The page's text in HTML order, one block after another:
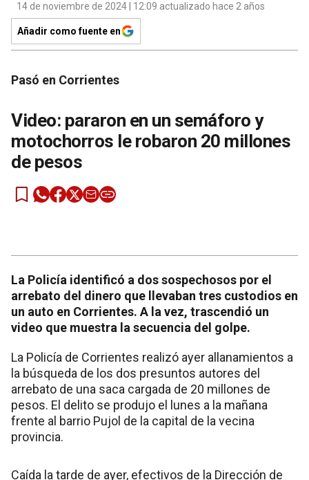
14 de noviembre de 2024 | 12:09 actualizado hace 2 años
Añadir como fuente en
Pasó en Corrientes
Video: pararon en un semáforo y
motochorros le robaron 20 millones
de pesos
La Policía identificó a dos sospechosos por el
arrebato del dinero que llevaban tres custodios en
un auto en Corrientes. A la vez, trascendió un
video que muestra la secuencia del golpe.
La Policía de Corrientes realizó ayer allanamientos a
la búsqueda de los dos presuntos autores del
arrebato de una saca cargada de 20 millones de
pesos. El delito se produjo el lunes a la mañana
frente al barrio Pujol de la capital de la vecina
provincia.
Caída la tarde de ayer, efectivos de la Dirección de